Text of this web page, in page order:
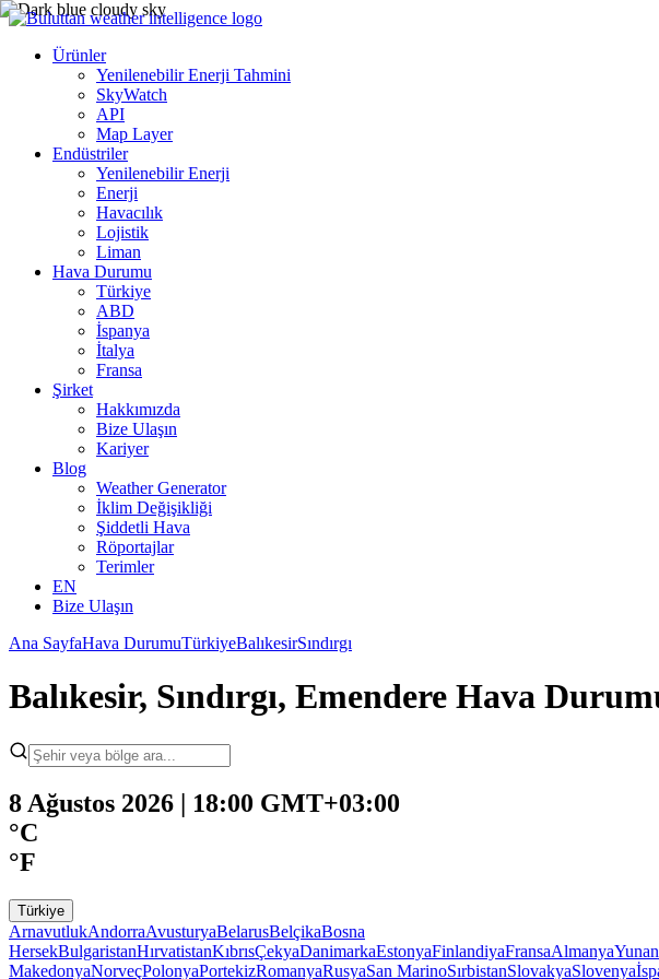
Ürünler
Yenilenebilir Enerji Tahmini
SkyWatch
API
Map Layer
Endüstriler
Yenilenebilir Enerji
Enerji
Havacılık
Lojistik
Liman
Hava Durumu
Türkiye
ABD
İspanya
İtalya
Fransa
Şirket
Hakkımızda
Bize Ulaşın
Kariyer
Blog
Weather Generator
İklim Değişikliği
Şiddetli Hava
Röportajlar
Terimler
EN
Bize Ulaşın
Ana SayfaHava DurumuTürkiyeBalıkesirSındırgı
Balıkesir, Sındırgı, Emendere Hava
8 Ağustos 2026 | 18:00 GMT+03:00
°C
°F
Türkiye
ArnavutlukAndorraAvusturyaBelarusBelçikaBosna
HersekBulgaristanHırvatistanKıbrısÇekyaDanimarkaEstonyaFinlandiyaFransaAlmanya
MakedonyaNorveçPolonyaPortekizRomanyaRusyaSan MarinoSırbistanSlovakyaSlovenya